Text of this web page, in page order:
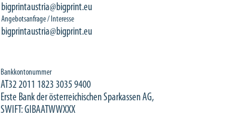
bigprintaustria@bigprint.eu
Angebotsanfrage / Interesse
bigprintaustria@bigprint.eu
Bankkontonummer
AT32 2011 1823 3035 9400
Erste Bank der österreichischen Sparkassen AG,
SWIFT: GIBAATWWXXX